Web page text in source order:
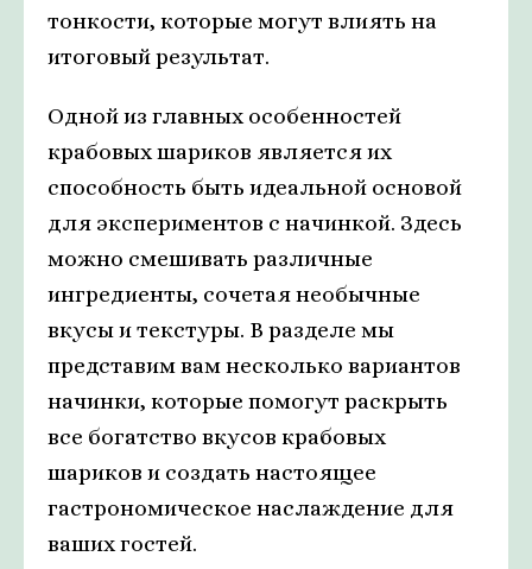
тонкости, которые могут влиять на
итоговый результат.
Одной из главных особенностей
крабовых шариков является их
способность быть идеальной основой
для экспериментов с начинкой. Здесь
можно смешивать различные
ингредиенты, сочетая необычные
вкусы и текстуры. В разделе мы
представим вам несколько вариантов
начинки, которые помогут раскрыть
все богатство вкусов крабовых
шариков и создать настоящее
гастрономическое наслаждение для
ваших гостей.